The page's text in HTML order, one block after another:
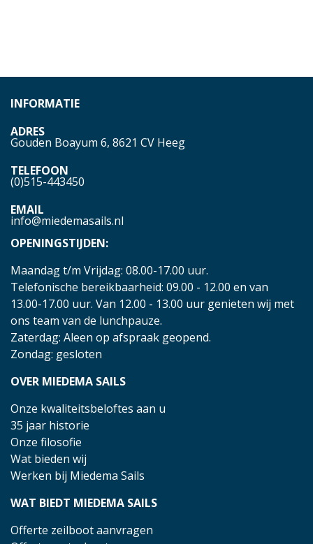
INFORMATIE
ADRES
Gouden Boayum 6, 8621 CV Heeg
TELEFOON
(0)515-443450
EMAIL
info@miedemasails.nl
OPENINGSTIJDEN:
Maandag t/m Vrijdag: 08.00-17.00 uur.
Telefonische bereikbaarheid: 09.00 - 12.00 en van
13.00-17.00 uur. Van 12.00 - 13.00 uur genieten wij met
ons team van de lunchpauze.
Zaterdag: Aleen op afspraak geopend.
Zondag: gesloten
OVER MIEDEMA SAILS
Onze kwaliteitsbeloftes aan u
35 jaar historie
Onze filosofie
Wat bieden wij
Werken bij Miedema Sails
WAT BIEDT MIEDEMA SAILS
Offerte zeilboot aanvragen